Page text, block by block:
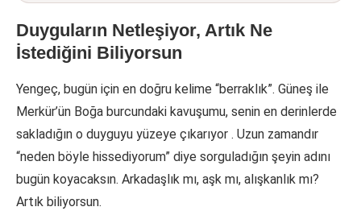
Duyguların Netleşiyor, Artık Ne
İstediğini Biliyorsun
Yengeç, bugün için en doğru kelime “berraklık”. Güneş ile
Merkür’ün Boğa burcundaki kavuşumu, senin en derinlerde
sakladığın o duyguyu yüzeye çıkarıyor . Uzun zamandır
“neden böyle hissediyorum” diye sorguladığın şeyin adını
bugün koyacaksın. Arkadaşlık mı, aşk mı, alışkanlık mı?
Artık biliyorsun.